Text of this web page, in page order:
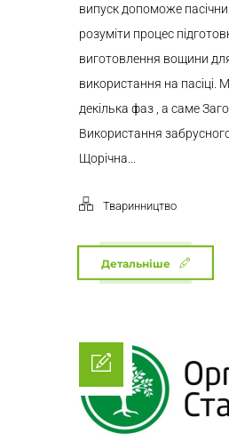
випуск допоможе
розуміти процес
виготовлення вощини
використання на пасіці.
декілька фаз , а саме
Використання
Щорічна...
Тваринництво
Детальніше